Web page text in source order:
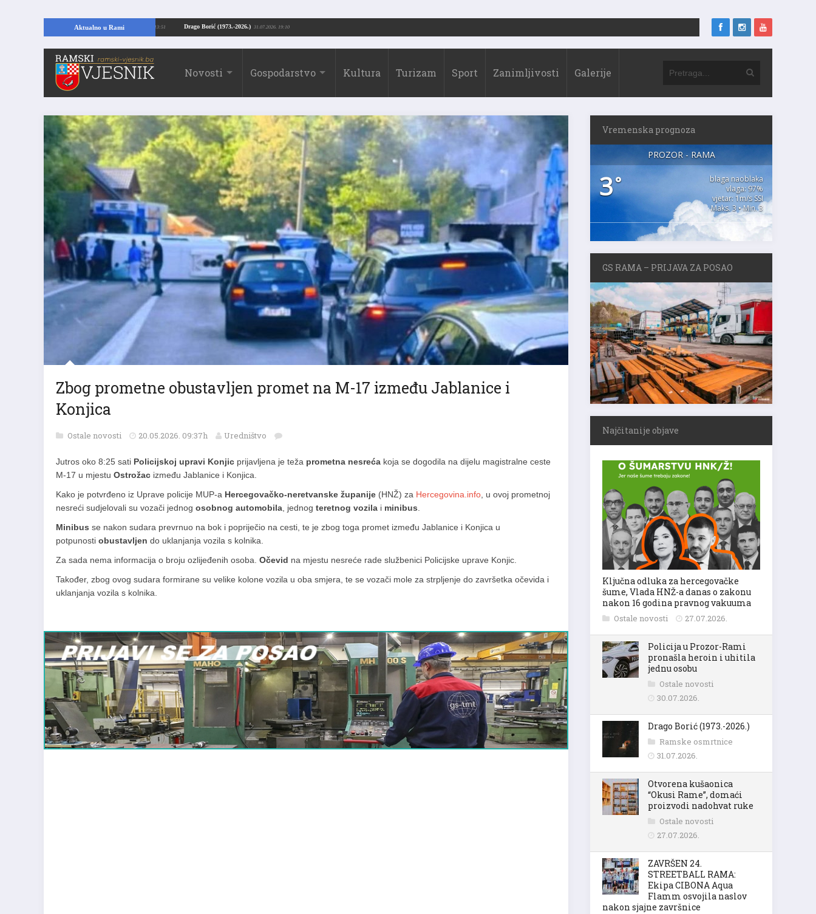
Aktualno u Rami Drago Borić (1973.-2026.)
temelje kuće, pronašao vrijedne arheološke ostatke 24.07.2026. 13:51
Novosti Gospodarstvo Kultura Turizam Sport Zanimljivosti Galerije
Zbog prometne obustavljen promet na M-17 između Jablanice i
Konjica
Ostale novosti 20.05.2026. 09:37h Uredništvo
Jutros oko 8:25 sati Policijskoj upravi Konjic prijavljena je teža prometna nesreća koja se dogodila na dijelu magistralne ceste
M-17 u mjestu Ostrožac između Jablanice i Konjica.
Kako je potvrđeno iz Uprave policije MUP-a Hercegovačko-neretvanske županije (HNŽ) za Hercegovina.info , u ovoj prometnoj
nesreći sudjelovali su vozači jednog osobnog automobila , jednog teretnog vozila i minibus
Minibus se nakon sudara prevrnuo na bok i popriječio na cesti, te je zbog toga promet između Jablanice i Konjica u
potpunosti obustavljen do uklanjanja vozila s kolnika.
Za sada nema informacija o broju ozlijeđenih osoba. Očevid na mjestu nesreće rade službenici Policijske uprave Konjic.
Također, zbog ovog sudara formirane su velike kolone vozila u oba smjera, te se vozači mole za strpljenje do završetka očevida i
uklanjanja vozila s kolnika.
Vremenska prognoza
PROZOR - RAMA
3°
blaga naoblaka
vlaga: 97%
vjetar: 1m/s SSI
Maks. 3 • Min. 3
GS RAMA – PRIJAVA ZA POSAO
Najčitanije objave
Ključna odluka za hercegovačke
šume, Vlada HNŽ-a danas o zakonu
nakon 16 godina pravnog vakuuma
Ostale novosti 27.07.2026.
Policija u Prozor-Rami
pronašla heroin i uhitila
jednu osobu
Ostale novosti
30.07.2026.
Drago Borić (1973.-2026.)
Ramske osmrtnice
31.07.2026.
Otvorena kušaonica
“Okusi Rame”, domaći
proizvodi nadohvat ruke
Ostale novosti
27.07.2026.
ZAVRŠEN 24.
STREETBALL RAMA:
Ekipa CIBONA Aqua
Flamm osvojila naslov
nakon sjajne završnice